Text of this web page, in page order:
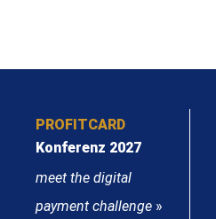
PROFITCARD
Konferenz 2027
meet the digital
payment challenge »